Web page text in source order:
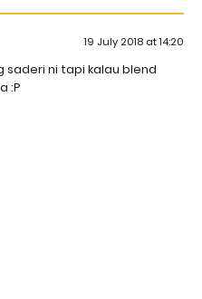
19 July 2018 at 14:20
ni tapi kalau blend
:P